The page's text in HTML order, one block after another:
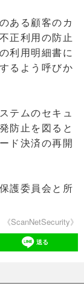
ある顧客のカ
正利用の防止
利用明細書に
るよう呼びか
テムのセキュ
防止を図ると
ド決済の再開
護委員会と所
《ScanNetSecurity》
送る